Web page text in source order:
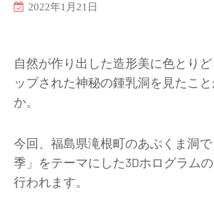
2022年1月21日
自然が作り出した造形美に色とり
ップされた神秘の鍾乳洞を見たこ
か。
今回、 福島県滝根町のあぶくま洞
季」をテーマにした3Dホログラム
行われます。